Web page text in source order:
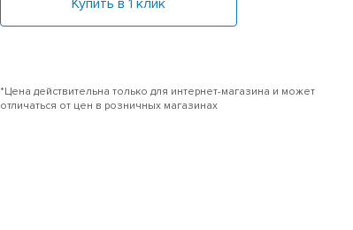
Купить в 1 клик
*Цена действительна только для интернет-магазина и может
отличаться от цен в розничных магазинах